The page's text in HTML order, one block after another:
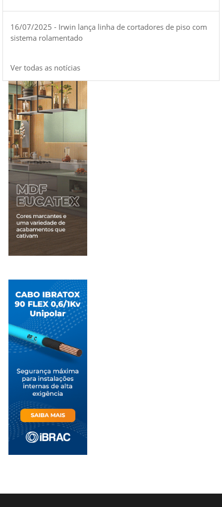
16/07/2025 - Irwin lança linha de cortadores de piso com
sistema rolamentado
Ver todas as notícias